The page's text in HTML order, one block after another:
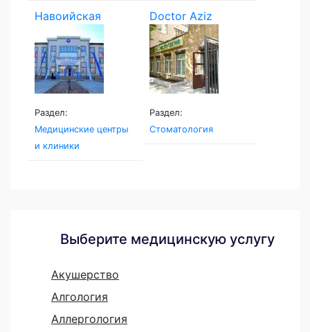
Навоийская
Семейная...
Раздел:
Медицинские центры
и клиники
Doctor Aziz
Раздел:
Стоматология
Выберите медицинскую услугу
Акушерство
Алгология
Аллергология